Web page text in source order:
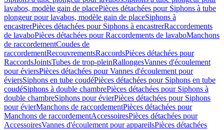
lavabos, modèle gain de placePièces détachées pour Siphons à tube
plongeur pour lavabos, modèle gain de placeSiphons à
encastrerPièces détachées pour Siphons à encastrerRaccordements
de lavaboPièces détachées pour Raccordements de lavaboManchons
de raccordementCoudes de
raccordementRecouvrementsRaccordsPièces détachées pour
RaccordsJointsTubes de trop-pleinRallongesVannes d'écoulement
pour éviersPièces détachées pour Vannes d'écoulement pour
éviersSiphons en tube coudéPièces détachées pour Siphons en tube
coudéSiphons à double chambrePièces détachées pour Siphons à
double chambreSiphons pour évierPièces détachées pour Siphons
pour évierManchons de raccordementPièces détachées pour
Manchons de raccordementAccessoiresPièces détachées pour
AccessoiresVannes d'écoulement pour appareilsPièces détachées